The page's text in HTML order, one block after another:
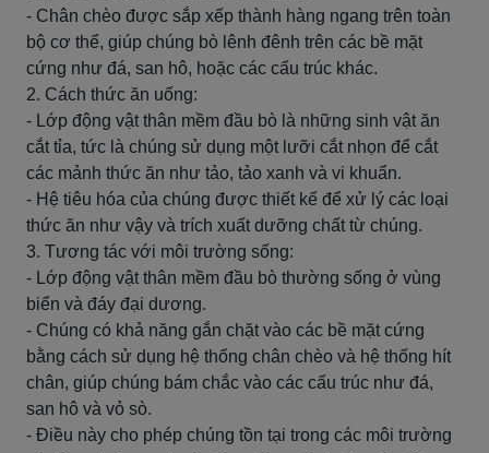
- Chân chèo được sắp xếp thành hàng ngang trên toàn
bộ cơ thể, giúp chúng bò lênh đênh trên các bề mặt
cứng như đá, san hô, hoặc các cấu trúc khác.
2. Cách thức ăn uống:
- Lớp động vật thân mềm đầu bò là những sinh vật ăn
cắt tỉa, tức là chúng sử dụng một lưỡi cắt nhọn để cắt
các mảnh thức ăn như tảo, tảo xanh và vi khuẩn.
- Hệ tiêu hóa của chúng được thiết kế để xử lý các loại
thức ăn như vậy và trích xuất dưỡng chất từ chúng.
3. Tương tác với môi trường sống:
- Lớp động vật thân mềm đầu bò thường sống ở vùng
biển và đáy đại dương.
- Chúng có khả năng gắn chặt vào các bề mặt cứng
bằng cách sử dụng hệ thống chân chèo và hệ thống hít
chân, giúp chúng bám chắc vào các cấu trúc như đá,
san hô và vỏ sò.
- Điều này cho phép chúng tồn tại trong các môi trường